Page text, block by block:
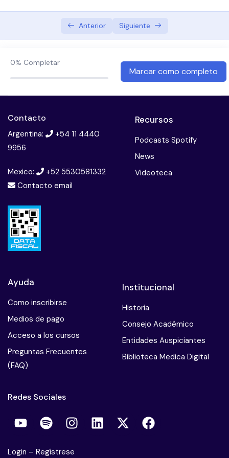
Niveles de evidencia
Fases de estabilización post crisis
Medicacion en fase estable
Clozapina mecanismo de accion y dosis
Control al inicio del tratamiento
Examen Esquizofrenia
Anterior Siguiente
0% Completar
Marcar como completo
Contacto
Argentina:
+54 11 4440
9956
Mexico:
+52 5530581332
Contacto email
Recursos
Podcasts Spotify
News
Videoteca
Ayuda
Como inscribirse
Medios de pago
Acceso a los cursos
Preguntas Frecuentes
(FAQ)
Institucional
Historia
Consejo Académico
Entidades Auspiciantes
Biblioteca Medica Digital
Redes Sociales
Login – Regístrese